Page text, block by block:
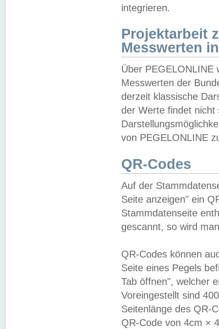
integrieren.
Projektarbeit
Messwerten
Über PEGELONLINE
Messwerten der
derzeit klassische
der Werte findet
von PEGELONLINE
QR-Codes
Auf der
Seite anzeigen" ein
Stammdatenseite
gescannt, so wird
QR-Codes können
Seite eines Pegels
Tab öffnen", welcher
Voreingestellt sind
Seitenlänge des QR-
QR-Code von 4cm ×